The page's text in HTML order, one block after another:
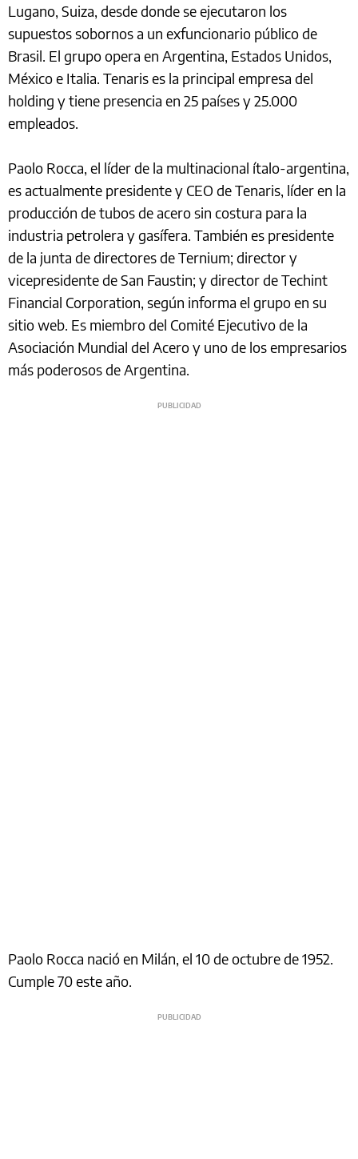
Lugano, Suiza, desde donde se ejecutaron los
supuestos sobornos a un exfuncionario público de
Brasil. El grupo opera en Argentina, Estados Unidos,
México e Italia. Tenaris es la principal empresa del
holding y tiene presencia en 25 países y 25.000
empleados.
Paolo Rocca, el líder de la multinacional ítalo-argentina,
es actualmente presidente y CEO de Tenaris, líder en la
producción de tubos de acero sin costura para la
industria petrolera y gasífera. También es presidente
de la junta de directores de Ternium; director y
vicepresidente de San Faustin; y director de Techint
Financial Corporation, según informa el grupo en su
sitio web. Es miembro del Comité Ejecutivo de la
Asociación Mundial del Acero y uno de los empresarios
más poderosos de Argentina.
Paolo Rocca nació en Milán, el 10 de octubre de 1952.
Cumple 70 este año.